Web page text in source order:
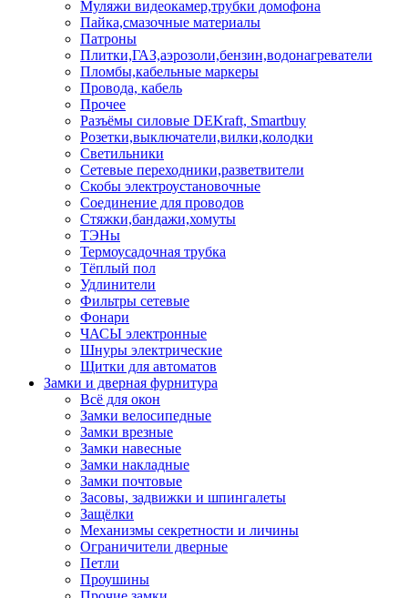
Муляжи видеокамер,трубки домофона
Пайка,смазочные материалы
Патроны
Плитки,ГАЗ,аэрозоли,бензин,водонагреватели
Пломбы,кабельные маркеры
Провода, кабель
Прочее
Разъёмы силовые DEKraft, Smartbuy
Розетки,выключатели,вилки,колодки
Светильники
Сетевые переходники,разветвители
Скобы электроустановочные
Соединение для проводов
Стяжки,бандажи,хомуты
ТЭНы
Термоусадочная трубка
Тёплый пол
Удлинители
Фильтры сетевые
Фонари
ЧАСЫ электронные
Шнуры электрические
Щитки для автоматов
Замки и дверная фурнитура
Всё для окон
Замки велосипедные
Замки врезные
Замки навесные
Замки накладные
Замки почтовые
Засовы, задвижки и шпингалеты
Защёлки
Механизмы секретности и личины
Ограничители дверные
Петли
Проушины